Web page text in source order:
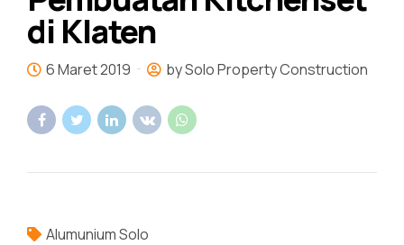
di Klaten
6 Maret 2019 by Solo Property Construction
Alumunium Solo